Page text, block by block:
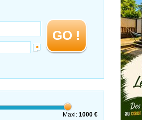
GO !
Maxi:1000 €